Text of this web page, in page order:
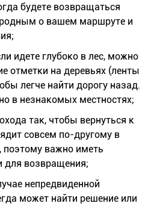
будете возвращаться
о вашем маршруте и
идете глубоко в лес, можно
отметки на деревьях (ленты
легче найти дорогу назад.
в незнакомых местностях;
так, чтобы вернуться к
совсем по-другому в
поэтому важно иметь
для возвращения;
непредвиденной
может найти решение или